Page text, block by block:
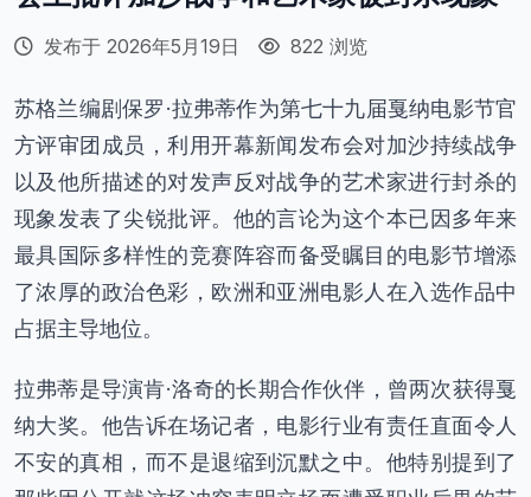
发布于 2026年5月19日 822 浏览
苏格兰编剧保罗·拉弗蒂作为第七十九届戛纳电影节官
方评审团成员，利用开幕新闻发布会对加沙持续战争
以及他所描述的对发声反对战争的艺术家进行封杀的
现象发表了尖锐批评。他的言论为这个本已因多年来
最具国际多样性的竞赛阵容而备受瞩目的电影节增添
了浓厚的政治色彩，欧洲和亚洲电影人在入选作品中
占据主导地位。
拉弗蒂是导演肯·洛奇的长期合作伙伴，曾两次获得戛
纳大奖。他告诉在场记者，电影行业有责任直面令人
不安的真相，而不是退缩到沉默之中。他特别提到了